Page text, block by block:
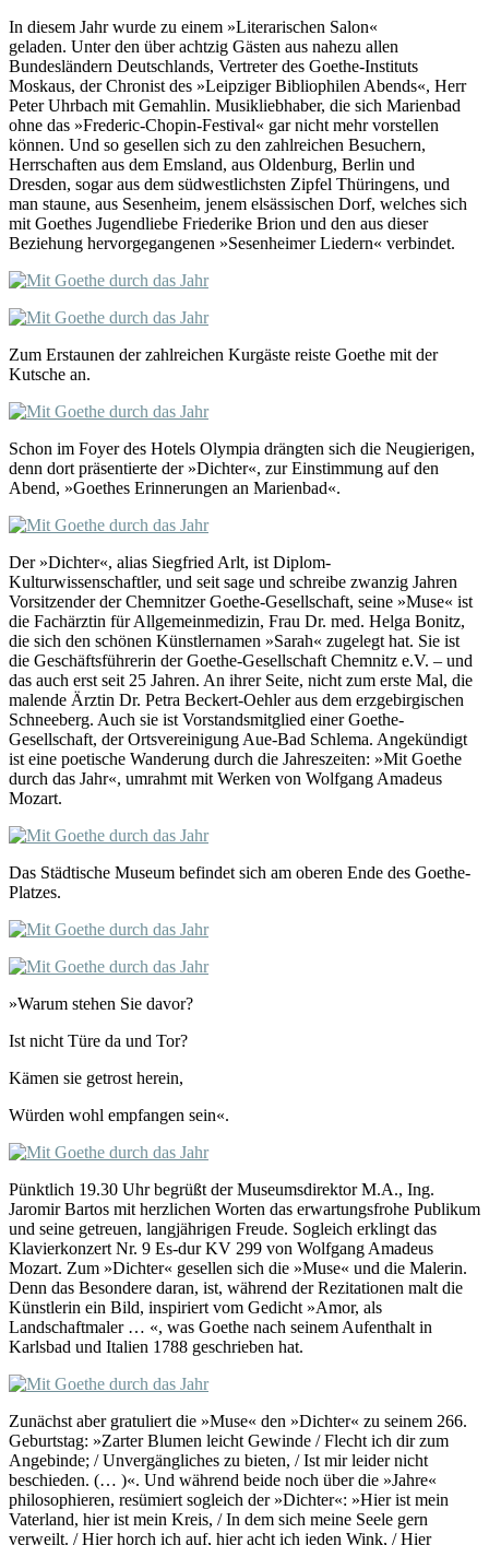
In diesem Jahr wurde zu einem »Literarischen Salon«
geladen. Unter den über achtzig Gästen aus nahezu allen
Bundesländern Deutschlands, Vertreter des Goethe-Instituts
Moskaus, der Chronist des »Leipziger Bibliophilen Abends«, Herr
Peter Uhrbach mit Gemahlin. Musikliebhaber, die sich Marienbad
ohne das »Frederic-Chopin-Festival« gar nicht mehr vorstellen
können. Und so gesellen sich zu den zahlreichen Besuchern,
Herrschaften aus dem Emsland, aus Oldenburg, Berlin und
Dresden, sogar aus dem südwestlichsten Zipfel Thüringens, und
man staune, aus Sesenheim, jenem elsässischen Dorf, welches sich
mit Goethes Jugendliebe Friederike Brion und den aus dieser
Beziehung hervorgegangenen »Sesenheimer Liedern« verbindet.
Zum Erstaunen der zahlreichen Kurgäste reiste Goethe mit der
Kutsche an.
Schon im Foyer des Hotels Olympia drängten sich die Neugierigen,
denn dort präsentierte der »Dichter«, zur Einstimmung auf den
Abend, »Goethes Erinnerungen an Marienbad«.
Der »Dichter«, alias Siegfried Arlt, ist Diplom-
Kulturwissenschaftler, und seit sage und schreibe zwanzig Jahren
Vorsitzender der Chemnitzer Goethe-Gesellschaft, seine »Muse« ist
die Fachärztin für Allgemeinmedizin, Frau Dr. med. Helga Bonitz,
die sich den schönen Künstlernamen »Sarah« zugelegt hat. Sie ist
die Geschäftsführerin der Goethe-Gesellschaft Chemnitz e.V. – und
das auch erst seit 25 Jahren. An ihrer Seite, nicht zum erste Mal, die
malende Ärztin Dr. Petra Beckert-Oehler aus dem erzgebirgischen
Schneeberg. Auch sie ist Vorstandsmitglied einer Goethe-
Gesellschaft, der Ortsvereinigung Aue-Bad Schlema. Angekündigt
ist eine poetische Wanderung durch die Jahreszeiten: »Mit Goethe
durch das Jahr«, umrahmt mit Werken von Wolfgang Amadeus
Mozart.
Das Städtische Museum befindet sich am oberen Ende des Goethe-
Platzes.
»Warum stehen Sie davor?
Ist nicht Türe da und Tor?
Kämen sie getrost herein,
Würden wohl empfangen sein«.
Pünktlich 19.30 Uhr begrüßt der Museumsdirektor M.A., Ing.
Jaromir Bartos mit herzlichen Worten das erwartungsfrohe Publikum
und seine getreuen, langjährigen Freude. Sogleich erklingt das
Klavierkonzert Nr. 9 Es-dur KV 299 von Wolfgang Amadeus
Mozart. Zum »Dichter« gesellen sich die »Muse« und die Malerin.
Denn das Besondere daran, ist, während der Rezitationen malt die
Künstlerin ein Bild, inspiriert vom Gedicht »Amor, als
Landschaftmaler … «, was Goethe nach seinem Aufenthalt in
Karlsbad und Italien 1788 geschrieben hat.
Zunächst aber gratuliert die »Muse« den »Dichter« zu seinem 266.
Geburtstag: »Zarter Blumen leicht Gewinde / Flecht ich dir zum
Angebinde; / Unvergängliches zu bieten, / Ist mir leider nicht
beschieden. (… )«. Und während beide noch über die »Jahre«
philosophieren, resümiert sogleich der »Dichter«: »Hier ist mein
Vaterland, hier ist mein Kreis, / In dem sich meine Seele gern
verweilt. / Hier horch ich auf, hier acht ich jeden Wink, / Hier